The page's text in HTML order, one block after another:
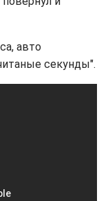
авто
секунды".